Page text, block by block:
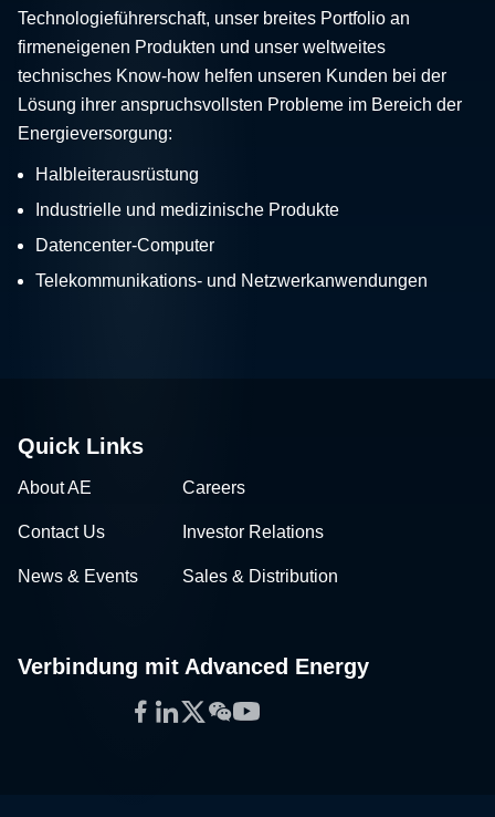
Technologieführerschaft, unser breites Portfolio an
firmeneigenen Produkten und unser weltweites
technisches Know-how helfen unseren Kunden bei der
Lösung ihrer anspruchsvollsten Probleme im Bereich der
Energieversorgung:
Halbleiterausrüstung
Industrielle und medizinische Produkte
Datencenter-Computer
Telekommunikations- und Netzwerkanwendungen
Quick Links
About AE Careers
Contact Us Investor Relations
News & Events Sales & Distribution
Verbindung mit Advanced Energy
Facebook
LinkedIn
Twitter
WeChat
YouTube